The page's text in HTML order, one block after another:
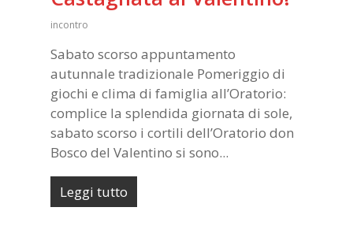
incontro
Sabato scorso appuntamento
autunnale tradizionale Pomeriggio di
giochi e clima di famiglia all’Oratorio:
complice la splendida giornata di sole,
sabato scorso i cortili dell’Oratorio don
Bosco del Valentino si sono...
Leggi tutto